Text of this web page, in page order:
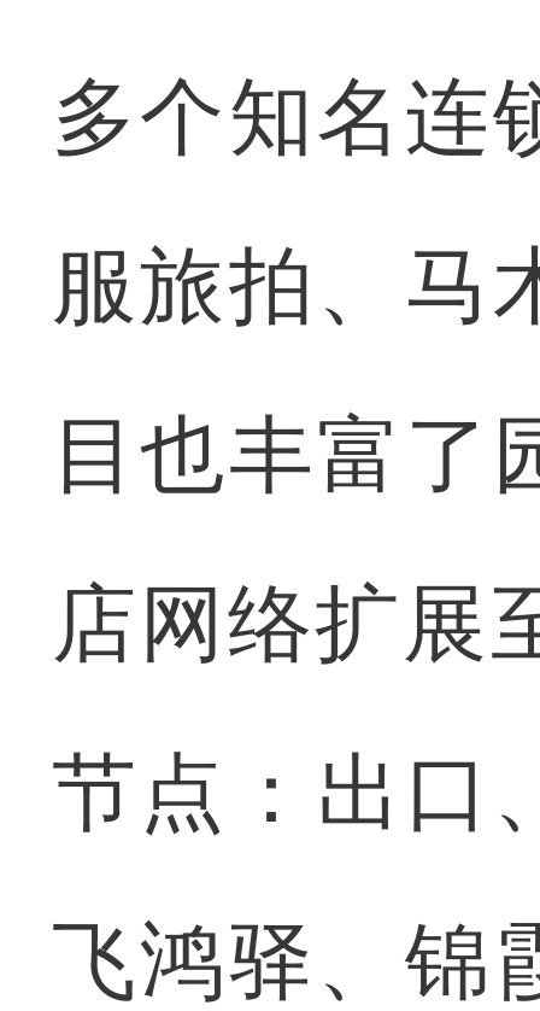
多个知名连
服旅拍、马
目也丰富了
店网络扩展
节点：出口
飞鸿驿、锦